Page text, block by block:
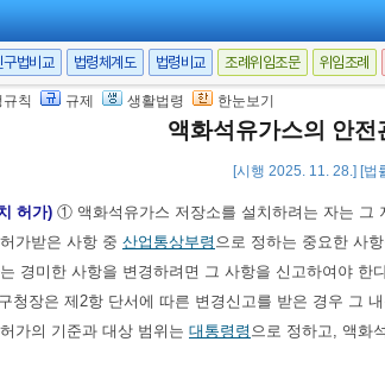
구법비교 법령체계도 법령비교 조례위임조문 위임조례
칙 규제 생활법령 한눈보기
액화석유가스의 안전
[시행 2025. 11. 28.] [
이 끝나거나(집행이 끝난 것으로 보는 경우를 포함한
죄를 범하여 금고 이상의 형의 집행유예를 선고받고
허가나 등록이 취소(제1호 또는 제2호의 결격사유에
는 자가 제1호부터 제5호까지의 규정 중 어느 하나에
허가) ① 액화석유가스 저장소를 설치하려는 자는 그
가받은 사항 중 산업통상부령 으로 정하는 중요한 사
경미한 사항을 변경하려면 그 사항을 신고하여야 한
청장은 제2항 단서에 따른 변경신고를 받은 경우 그
가의 기준과 대상 범위는 대통령령 으로 정하고, 액화